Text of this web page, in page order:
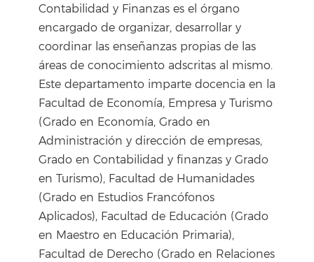
Contabilidad y Finanzas es el órgano
encargado de organizar, desarrollar y
coordinar las enseñanzas propias de las
áreas de conocimiento adscritas al mismo.
Este departamento imparte docencia en la
Facultad de Economía, Empresa y Turismo
(Grado en Economía, Grado en
Administración y dirección de empresas,
Grado en Contabilidad y finanzas y Grado
en Turismo), Facultad de Humanidades
(Grado en Estudios Francófonos
Aplicados), Facultad de Educación (Grado
en Maestro en Educación Primaria),
Facultad de Derecho (Grado en Relaciones